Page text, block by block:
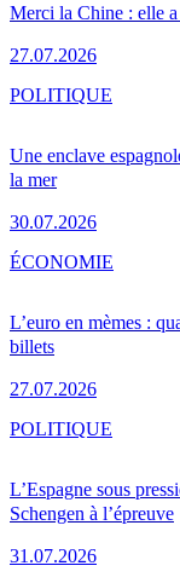
Merci la Chine : elle
27.07.2026
Une enclave
la mer
30.07.2026
POLITIQUE
L’euro en mèmes :
billets
27.07.2026
ÉCONOMIE
L’Espagne sous
Schengen à l’épreuve
31.07.2026
POLITIQUE